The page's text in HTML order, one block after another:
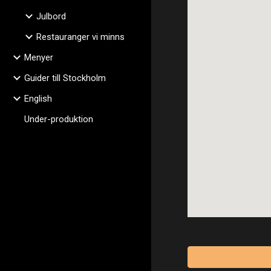
Julbord
Restauranger vi minns
Menyer
Guider till Stockholm
English
Under-produktion